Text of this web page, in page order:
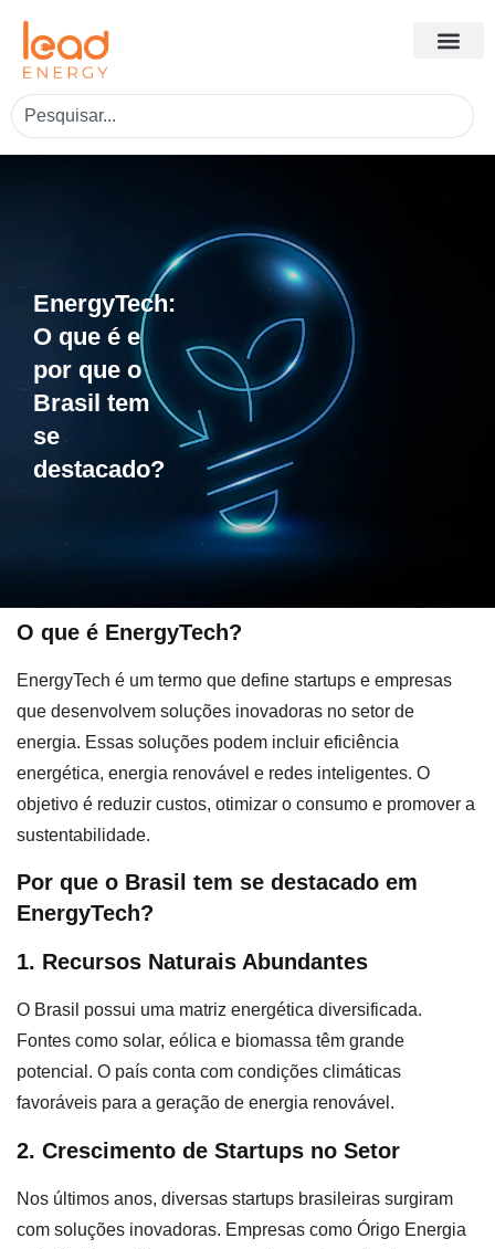
EnergyTech:
O que é e
por que o
Brasil tem
se
destacado?
O que é EnergyTech?
EnergyTech é um termo que define startups e empresas
que desenvolvem soluções inovadoras no setor de
energia. Essas soluções podem incluir eficiência
energética, energia renovável e redes inteligentes. O
objetivo é reduzir custos, otimizar o consumo e promover a
sustentabilidade.
Por que o Brasil tem se destacado em
EnergyTech?
1. Recursos Naturais Abundantes
O Brasil possui uma matriz energética diversificada.
Fontes como solar, eólica e biomassa têm grande
potencial. O país conta com condições climáticas
favoráveis para a geração de energia renovável.
2. Crescimento de Startups no Setor
Nos últimos anos, diversas startups brasileiras surgiram
com soluções inovadoras. Empresas como Órigo Energia